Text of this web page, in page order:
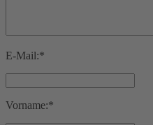
E-Mail:*
Vorname:*